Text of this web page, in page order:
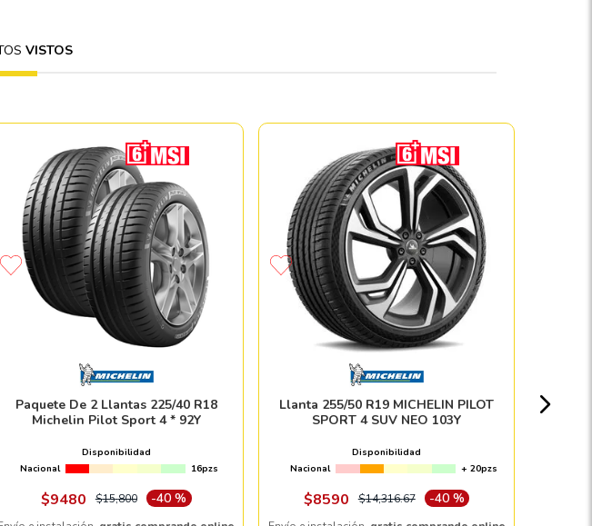
VISTOS
Paquete De 2 Llantas 225/40 R18
Michelin Pilot Sport 4 * 92Y
Disponibilidad
Nacional
16pzs
$9480 $15,800 -40 %
Llanta 255/50 R19 MICHELIN PILOT
SPORT 4 SUV NEO 103Y
Disponibilidad
Nacional
+ 20pzs
$8590 $14,316.67 -40 %